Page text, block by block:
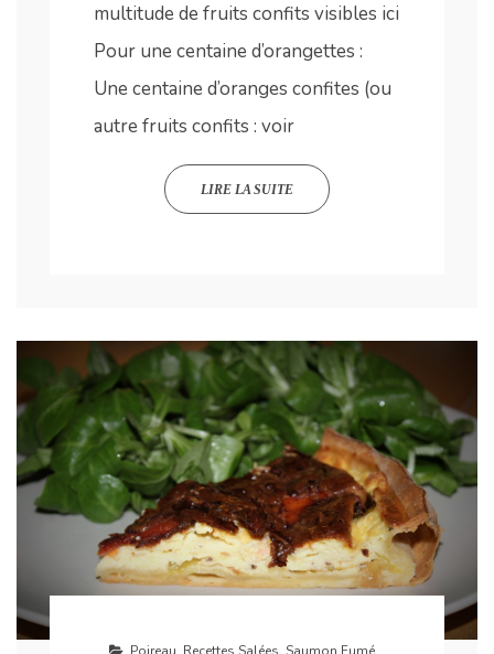
multitude de fruits confits visibles ici
Pour une centaine d’orangettes :
Une centaine d’oranges confites (ou
autre fruits confits : voir
LIRE LA SUITE
Poireau Recettes Salées Saumon Fumé